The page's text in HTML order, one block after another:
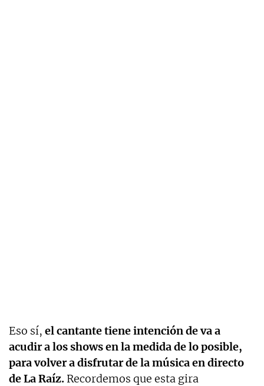
Eso sí, el cantante tiene intención de va a
acudir a los shows en la medida de lo posible,
para volver a disfrutar de la música en directo
de La Raíz. Recordemos que esta gira